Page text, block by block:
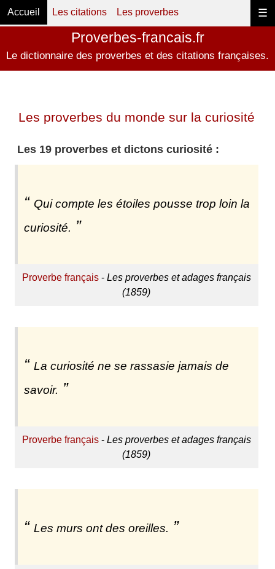
☰
Accueil Les citations Les proverbes
Proverbes-francais.fr
Le dictionnaire des proverbes et des citations françaises.
Les proverbes du monde sur la curiosité
Les 19 proverbes et dictons curiosité :
Qui compte les étoiles pousse trop loin la
curiosité.
Proverbe français- Les proverbes et adages français
(1859)
La curiosité ne se rassasie jamais de
savoir.
Proverbe français- Les proverbes et adages français
(1859)
Les murs ont des oreilles.